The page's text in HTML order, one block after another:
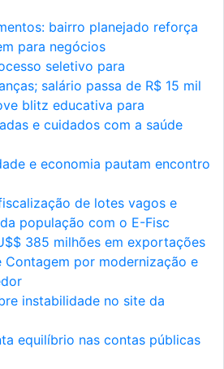
bairro planejado reforça
para negócios
seletivo para
salário passa de R$ 15 mil
blitz educativa para
e cuidados com a saúde
e economia pautam encontro
de lotes vagos e
população com o E-Fisc
385 milhões em exportações
Contagem por modernização e
instabilidade no site da
equilíbrio nas contas públicas